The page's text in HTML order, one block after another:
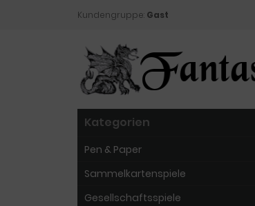
Kundengruppe: Gast
Kategorien
Pen & Paper
Sammelkartenspiele
Gesellschaftsspiele